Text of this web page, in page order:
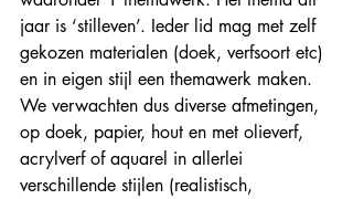
jaar is ‘stilleven’. Ieder lid mag met zelf
gekozen materialen (doek, verfsoort etc)
en in eigen stijl een themawerk maken.
We verwachten dus diverse afmetingen,
op doek, papier, hout en met olieverf,
acrylverf of aquarel in allerlei
verschillende stijlen (realistisch,